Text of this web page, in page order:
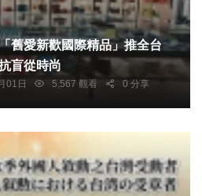
舊愛新歡國際精品」推全台
盲從時尚
01日 5,567 觀看 0 分享